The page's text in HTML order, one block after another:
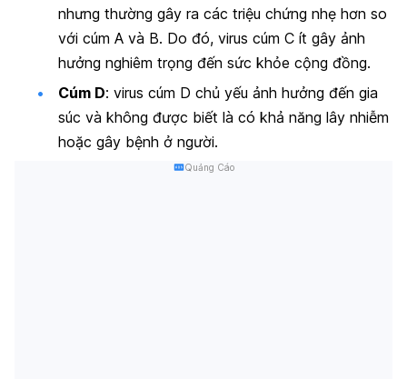
nhưng thường gây ra các triệu chứng nhẹ hơn so
với cúm A và B. Do đó, virus cúm C ít gây ảnh
hưởng nghiêm trọng đến sức khỏe cộng đồng.
Cúm D: virus cúm D chủ yếu ảnh hưởng đến gia
súc và không được biết là có khả năng lây nhiễm
hoặc gây bệnh ở người.
Quảng Cáo